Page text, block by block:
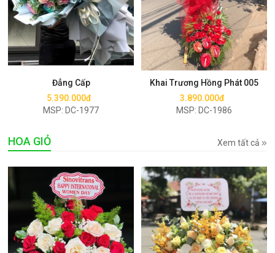
Đẳng Cấp
5.390.000đ
MSP: DC-1977
Mua ngay
Khai Trương Hồng Phát 005
3.890.000đ
MSP: DC-1986
Mua ngay
HOA GIỎ Xem tất cả